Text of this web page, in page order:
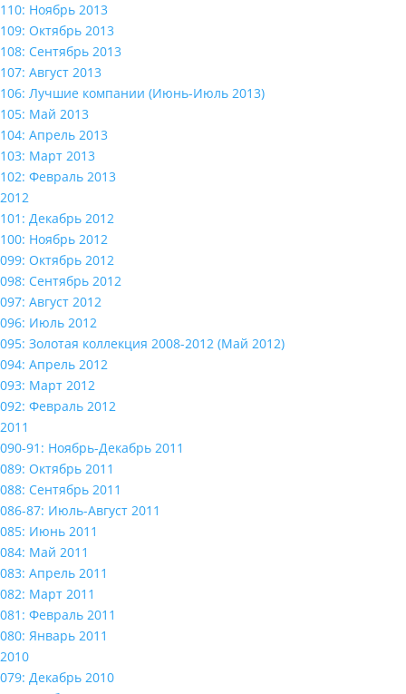
110: Ноябрь 2013
109: Октябрь 2013
108: Сентябрь 2013
107: Август 2013
106: Лучшие компании (Июнь-Июль 2013)
105: Май 2013
104: Апрель 2013
103: Март 2013
102: Февраль 2013
2012
101: Декабрь 2012
100: Ноябрь 2012
099: Октябрь 2012
098: Сентябрь 2012
097: Август 2012
096: Июль 2012
095: Золотая коллекция 2008-2012 (Май 2012)
094: Апрель 2012
093: Март 2012
092: Февраль 2012
2011
090-91: Ноябрь-Декабрь 2011
089: Октябрь 2011
088: Сентябрь 2011
086-87: Июль-Август 2011
085: Июнь 2011
084: Май 2011
083: Апрель 2011
082: Март 2011
081: Февраль 2011
080: Январь 2011
2010
079: Декабрь 2010